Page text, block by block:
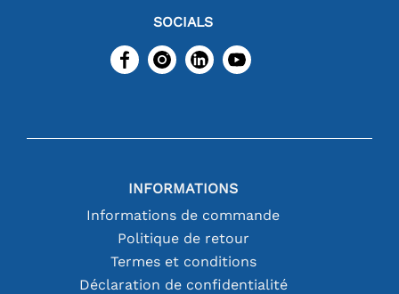
SOCIALS
INFORMATIONS
Informations de commande
Politique de retour
Termes et conditions
Déclaration de confidentialité